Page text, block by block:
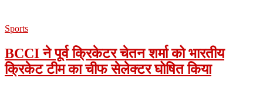
Sports
BCCI ने पूर्व क्रिकेटर चेतन शर्मा को भारतीय
क्रिकेट टीम का चीफ सेलेक्टर घोषित किया